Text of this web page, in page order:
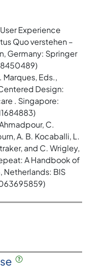
Experience
Quo verstehen –
Germany: Springer
Marques, Eds.,
Design:
. Singapore:
C.
A. B. Kocaballi, L.
and C. Wrigley,
A Handbook of
Netherlands: BIS